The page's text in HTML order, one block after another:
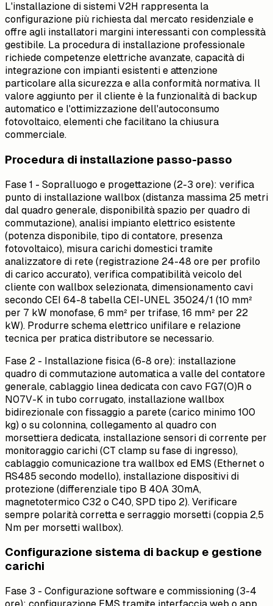
L'installazione di sistemi V2H rappresenta la
configurazione più richiesta dal mercato residenziale e
offre agli installatori margini interessanti con complessità
gestibile. La procedura di installazione professionale
richiede competenze elettriche avanzate, capacità di
integrazione con impianti esistenti e attenzione
particolare alla sicurezza e alla conformità normativa. Il
valore aggiunto per il cliente è la funzionalità di backup
automatico e l'ottimizzazione dell'autoconsumo
fotovoltaico, elementi che facilitano la chiusura
commerciale.
Procedura di installazione passo-passo
Fase 1 - Sopralluogo e progettazione (2-3 ore): verifica
punto di installazione wallbox (distanza massima 25 metri
dal quadro generale, disponibilità spazio per quadro di
commutazione), analisi impianto elettrico esistente
(potenza disponibile, tipo di contatore, presenza
fotovoltaico), misura carichi domestici tramite
analizzatore di rete (registrazione 24-48 ore per profilo
di carico accurato), verifica compatibilità veicolo del
cliente con wallbox selezionata, dimensionamento cavi
secondo CEI 64-8 tabella CEI-UNEL 35024/1 (10 mm²
per 7 kW monofase, 6 mm² per trifase, 16 mm² per 22
kW). Produrre schema elettrico unifilare e relazione
tecnica per pratica distributore se necessario.
Fase 2 - Installazione fisica (6-8 ore): installazione
quadro di commutazione automatica a valle del contatore
generale, cablaggio linea dedicata con cavo FG7(O)R o
N07V-K in tubo corrugato, installazione wallbox
bidirezionale con fissaggio a parete (carico minimo 100
kg) o su colonnina, collegamento al quadro con
morsettiera dedicata, installazione sensori di corrente per
monitoraggio carichi (CT clamp su fase di ingresso),
cablaggio comunicazione tra wallbox ed EMS (Ethernet o
RS485 secondo modello), installazione dispositivi di
protezione (differenziale tipo B 40A 30mA,
magnetotermico C32 o C40, SPD tipo 2). Verificare
sempre polarità corretta e serraggio morsetti (coppia 2,5
Nm per morsetti wallbox).
Configurazione sistema di backup e gestione
carichi
Fase 3 - Configurazione software e commissioning (3-4